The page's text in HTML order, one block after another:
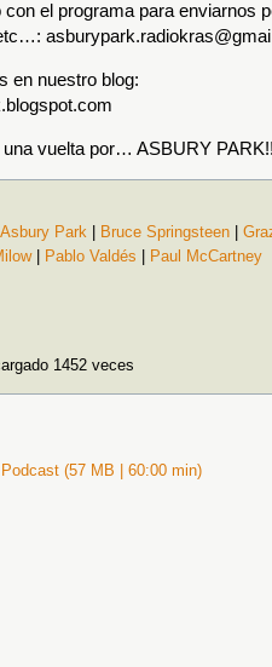
el programa para enviarnos
en nuestro blog:
vuelta por… ASBURY
Asbury Park Bruce Springsteen
| Pablo Valdés
Paul McCartney
1452 veces
(57 MB | 60:00 min)